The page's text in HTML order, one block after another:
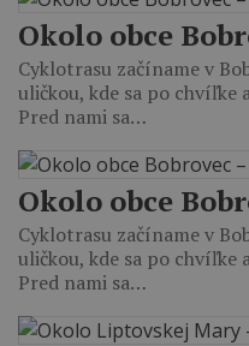
Okolo obce
Cyklotrasu začíname v
uličkou, kde sa po
Pred nami sa…
Okolo obce
Cyklotrasu začíname v
uličkou, kde sa po
Pred nami sa…